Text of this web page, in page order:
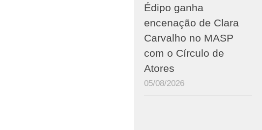
Édipo ganha
encenação de Clara
Carvalho no MASP
com o Círculo de
Atores
05/08/2026